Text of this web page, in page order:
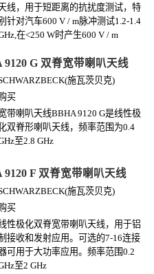
线，用于短距离的抗扰度测试，特
针对汽车600 V / m脉冲测试1.2-1.4
在<250 W时产生600 V / m
9120 G 双脊宽带喇叭天线
施瓦茨贝克)
买
带喇叭天线BBHA 9120 G是线性极
双脊形喇叭天线，频率范围为0.4
至2.8 GHz
9120 F 双脊宽带喇叭天线
施瓦茨贝克)
买
性极化双脊宽带喇叭天线，用于铝
接收和发射应用。可选的7-16连接
可用于大功率应用。频率范围0.2
至2 GHz